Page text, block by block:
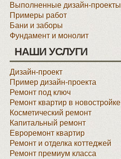
Выполненные дизайн-проекты
Примеры работ
Бани и заборы
Фундамент и монолит
НАШИ УСЛУГИ
Дизайн-проект
Пример дизайн-проекта
Ремонт под ключ
Ремонт квартир в новостройке
Косметический ремонт
Капитальный ремонт
Евроремонт квартир
Ремонт и отделка коттеджей
Ремонт премиум класса